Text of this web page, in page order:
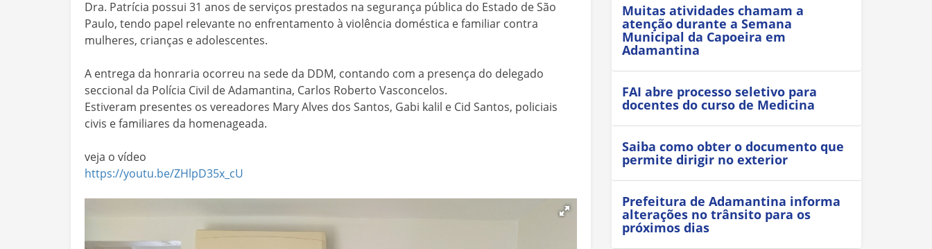
Dra. Patrícia possui 31 anos de serviços prestados na segurança pública do Estado de São
Paulo, tendo papel relevante no enfrentamento à violência doméstica e familiar contra
mulheres, crianças e adolescentes.
A entrega da honraria ocorreu na sede da DDM, contando com a presença do delegado
seccional da Polícia Civil de Adamantina, Carlos Roberto Vasconcelos.
Estiveram presentes os vereadores Mary Alves dos Santos, Gabi kalil e Cid Santos, policiais
civis e familiares da homenageada.
veja o vídeo
https://youtu.be/ZHlpD35x_cU
Muitas atividades chamam a
atenção durante a Semana
Municipal da Capoeira em
Adamantina
FAI abre processo seletivo para
docentes do curso de Medicina
Saiba como obter o documento que
permite dirigir no exterior
Prefeitura de Adamantina informa
alterações no trânsito para os
próximos dias